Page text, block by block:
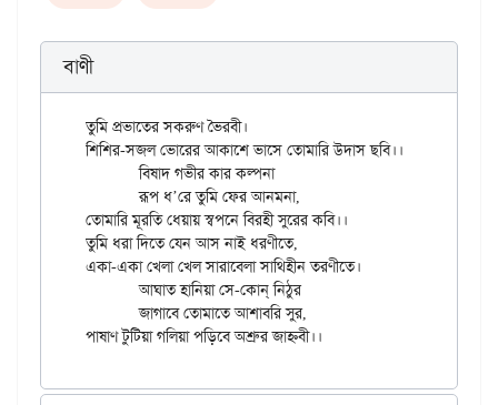
বাণী
তুমি প্রভাতের সকরুণ ভৈরবী।
শিশির-সজল ভোরের আকাশে ভাসে তোমারি উদাস ছবি।।
	বিষাদ গভীর কার কল্পনা
	রূপ ধ’রে তুমি ফের আনমনা,
তোমারি মূরতি ধেয়ায় স্বপনে বিরহী সুরের কবি।।
তুমি ধরা দিতে যেন আস নাই ধরণীতে,
একা-একা খেলা খেল সারাবেলা সাথিহীন তরণীতে।
	আঘাত হানিয়া সে-কোন্ নিঠুর
	জাগাবে তোমাতে আশাবরি সুর,